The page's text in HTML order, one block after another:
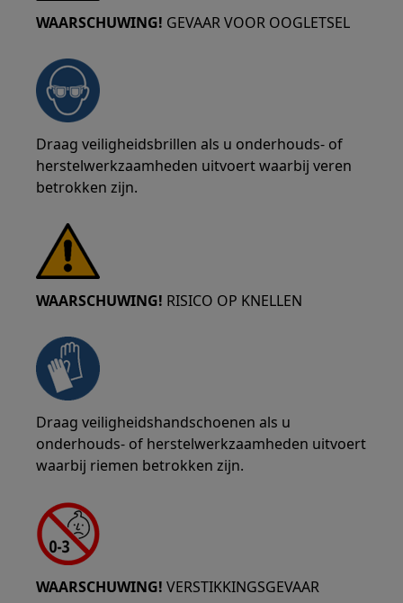
WAARSCHUWING! GEVAAR VOOR OOGLETSEL
Draag veiligheidsbrillen als u onderhouds- of
herstelwerkzaamheden uitvoert waarbij veren
betrokken zijn.
WAARSCHUWING! RISICO OP KNELLEN
Draag veiligheidshandschoenen als u
onderhouds- of herstelwerkzaamheden uitvoert
waarbij riemen betrokken zijn.
WAARSCHUWING! VERSTIKKINGSGEVAAR